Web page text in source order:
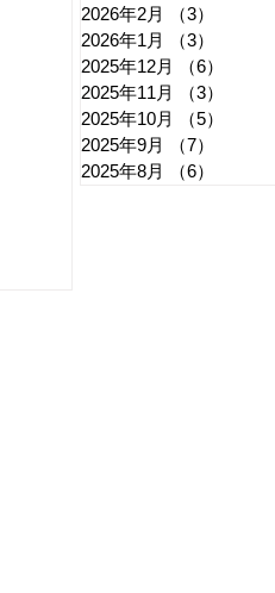
82件の記事2026年2月
（3）
2026年1月
（3）
2025年12月
（6）
2025年11月
（3）
2025年10月
（5）
2025年9月
（7）
2025年8月
（6）